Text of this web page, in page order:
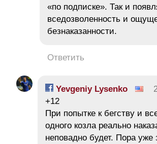
«по подписке». Так и
вседозволенность и
безнаказанности.
Ответить
Yevgeniy Lysenko
+12
При попытке к бегству и
одного козла реально
неповадно будет. Пора уже